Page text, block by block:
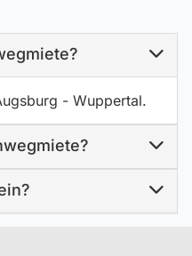
- Wuppertal.